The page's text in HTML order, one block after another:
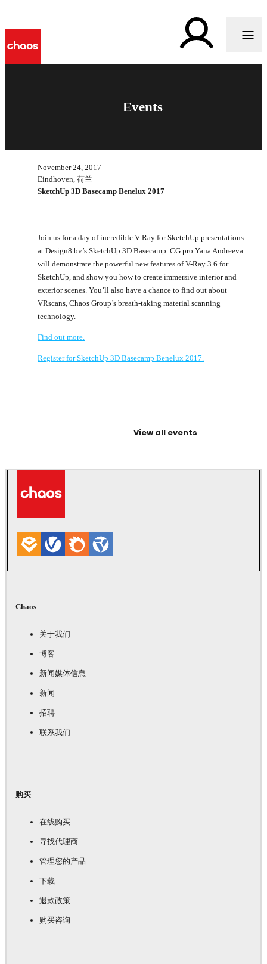
Events
November 24, 2017
Eindhoven, 荷兰
SketchUp 3D Basecamp Benelux 2017
Join us for a day of incredible V-Ray for SketchUp presentations
at Design8 bv’s SketchUp 3D Basecamp. CG pro Yana Andreeva
will demonstrate the powerful new features of V-Ray 3.6 for
SketchUp, and show you how to create immersive interior and
exterior scenes. You’ll also have a chance to find out about
VRscans, Chaos Group’s breath-taking material scanning
technology.
Find out more.
Register for SketchUp 3D Basecamp Benelux 2017.
View all events
Chaos
关于我们
博客
新闻媒体信息
新闻
招聘
联系我们
购买
在线购买
寻找代理商
管理您的产品
下载
退款政策
购买咨询